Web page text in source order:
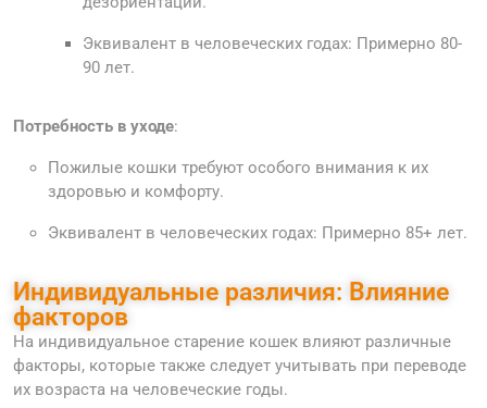
Эквивалент в человеческих годах: Примерно 80-
90 лет.
Потребность в уходе:
Пожилые кошки требуют особого внимания к их
здоровью и комфорту.
Эквивалент в человеческих годах: Примерно 85+ лет.
Индивидуальные различия: Влияние
факторов
На индивидуальное старение кошек влияют различные
факторы, которые также следует учитывать при переводе
их возраста на человеческие годы.